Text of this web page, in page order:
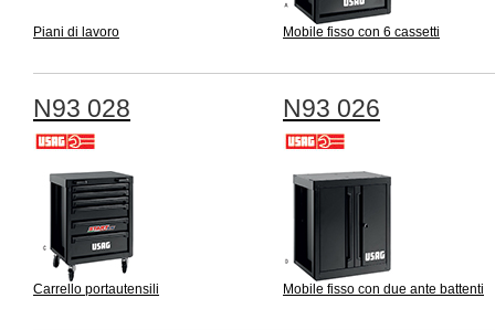
Piani di lavoro Mobile fisso con 6 cassetti
N93 028
Carrello portautensili
N93 026
Mobile fisso con due ante battenti